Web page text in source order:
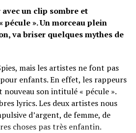
un clip sombre et
». Un morceau plein
va briser quelques mythes de
mais les artistes ne font pas
enfants. En effet, les rappeurs
son intitulé « pécule ».
lyrics. Les deux artistes nous
d’argent, de femme, de
choses pas très enfantin.